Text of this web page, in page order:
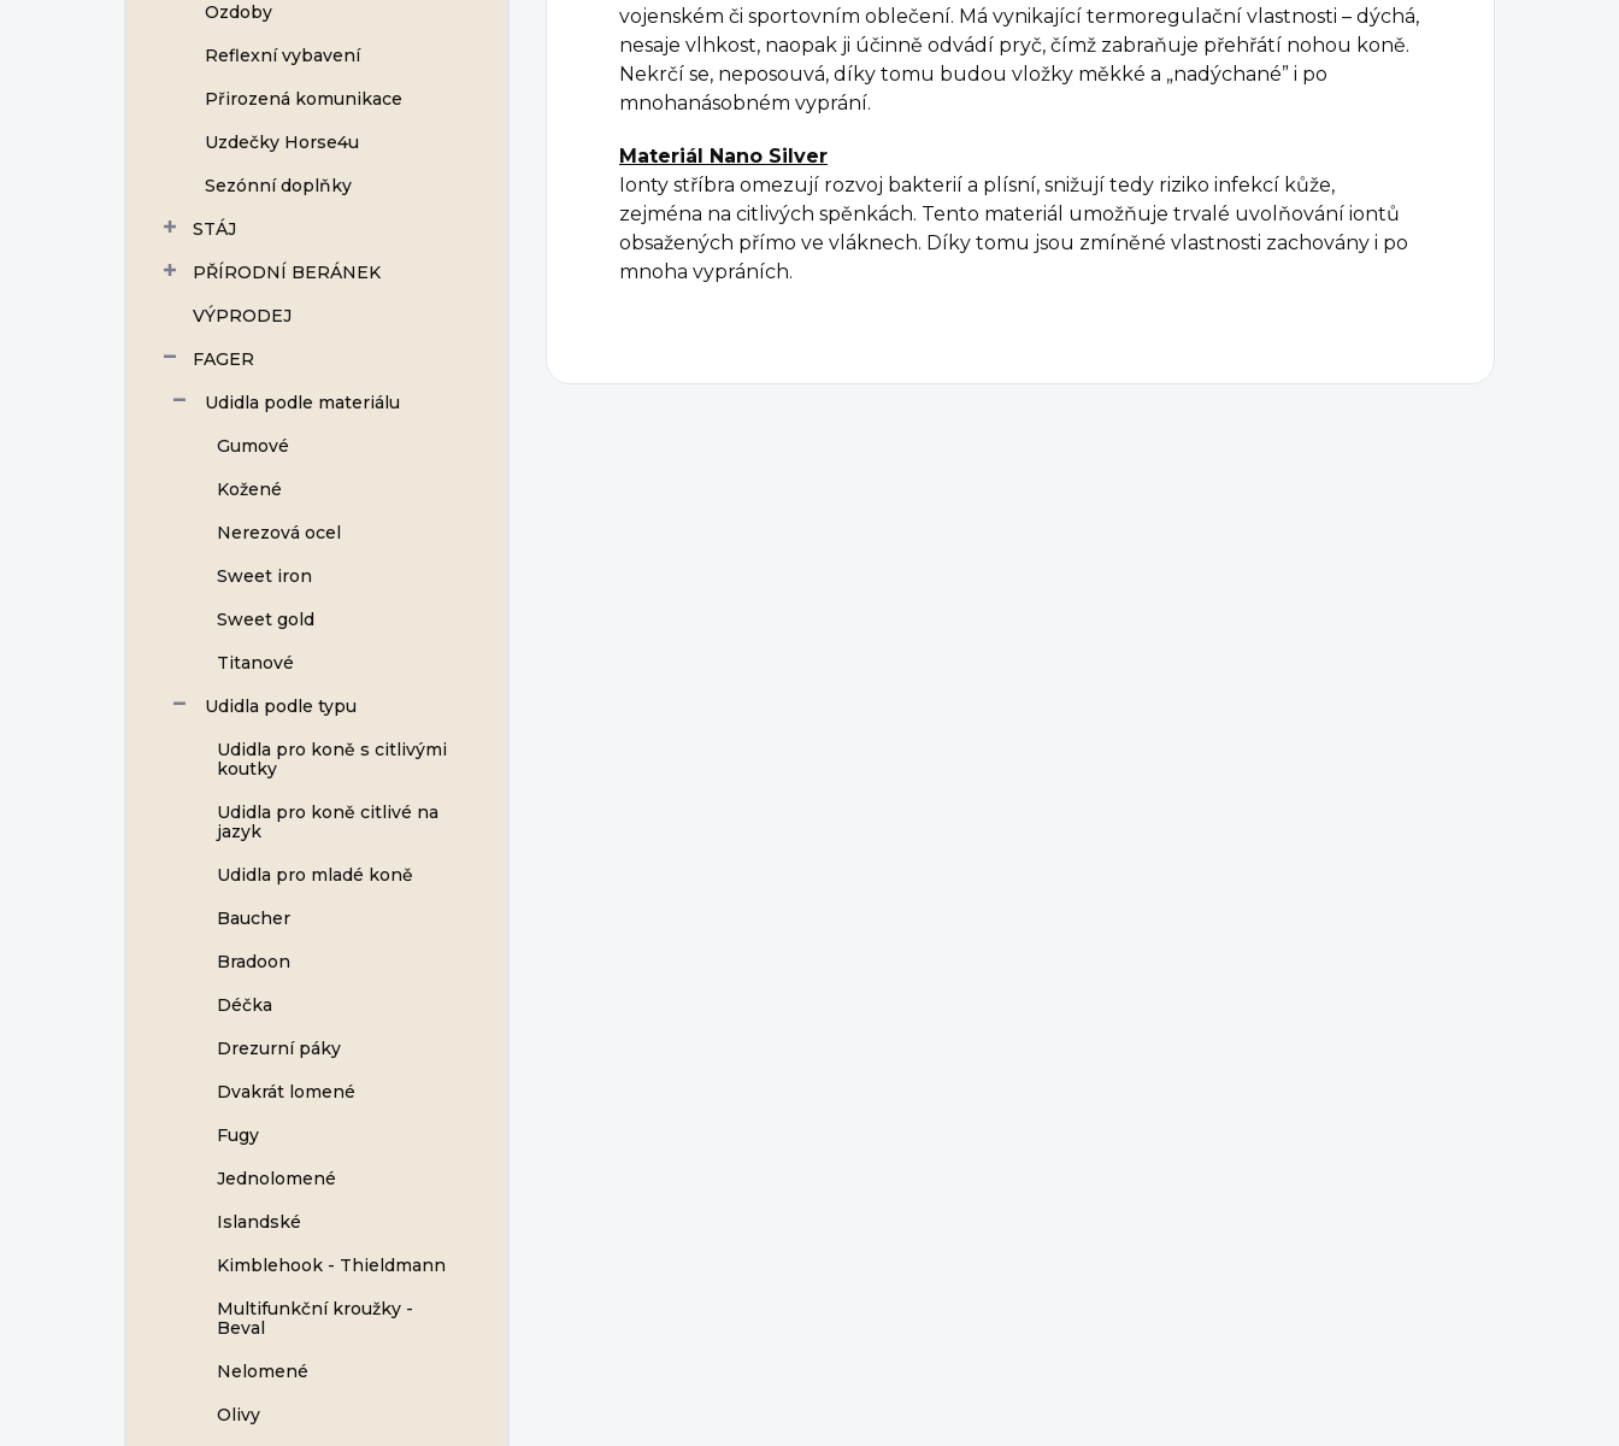
Ozdoby
Reflexní vybavení
Přirozená komunikace
Uzdečky Horse4u
Sezónní doplňky
STÁJ
PŘÍRODNÍ BERÁNEK
VÝPRODEJ
FAGER
Udidla podle materiálu
Gumové
Kožené
Nerezová ocel
Sweet iron
Sweet gold
Titanové
Udidla podle typu
Udidla pro koně s citlivými
koutky
Udidla pro koně citlivé na
jazyk
Udidla pro mladé koně
Baucher
Bradoon
Déčka
Drezurní páky
Dvakrát lomené
Fugy
Jednolomené
Islandské
Kimblehook - Thieldmann
Multifunkční kroužky -
Beval
Nelomené
Olivy
vojenském či sportovním oblečení. Má vynikající termoregulační vlastnosti – dýchá,
nesaje vlhkost, naopak ji účinně odvádí pryč, čímž zabraňuje přehřátí nohou koně.
Nekrčí se, neposouvá, díky tomu budou vložky měkké a „nadýchané” i po
mnohanásobném vyprání.
Materiál Nano Silver
Ionty stříbra omezují rozvoj bakterií a plísní, snižují tedy riziko infekcí kůže,
zejména na citlivých spěnkách. Tento materiál umožňuje trvalé uvolňování iontů
obsažených přímo ve vláknech. Díky tomu jsou zmíněné vlastnosti zachovány i po
mnoha vypráních.